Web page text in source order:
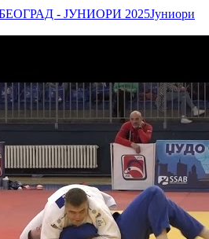
Стојадинов 0:1 -52кг БРОНЗА
БЕОГРАД - ЈУНИОРИ 2025Јуниори